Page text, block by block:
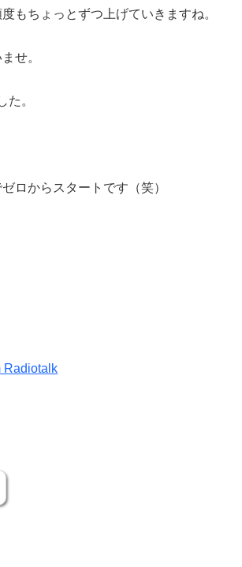
もちょっとずつ上げていきますね。
せ。
。
ロからスタートです（笑）
Radiotalk